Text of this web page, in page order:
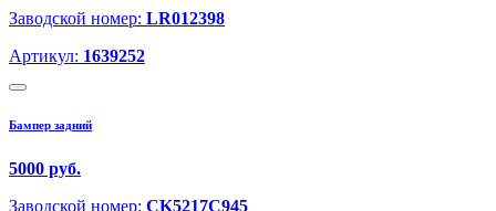
Заводской номер: LR012398
Артикул: 1639252
Бампер задний
5000 руб.
Заводской номер: CK5217C945